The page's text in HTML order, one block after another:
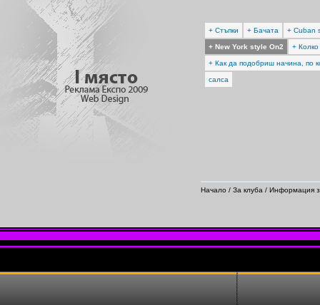
+ Стъпки + Бачата + Cuban
+ New York style On2 +
+ Как да подобриш начина, по
салса
Начало / За клуба / Информация